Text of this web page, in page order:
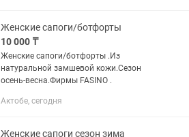
Женские сапоги/ботфорты
10 000 ₸
Женские сапоги/ботфорты .Из
натуральной замшевой кожи.Сезон
осень-весна.Фирмы FASINO .
Актобе, сегодня
Женские сапоги сезон зима